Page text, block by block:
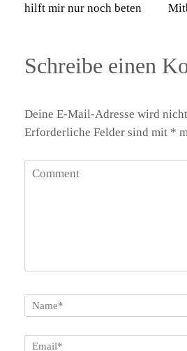
hilft mir nur noch beten
Schreibe einen
Deine E-Mail-Adresse wird
Erforderliche Felder sind mit *
Comment
Name*
Email*